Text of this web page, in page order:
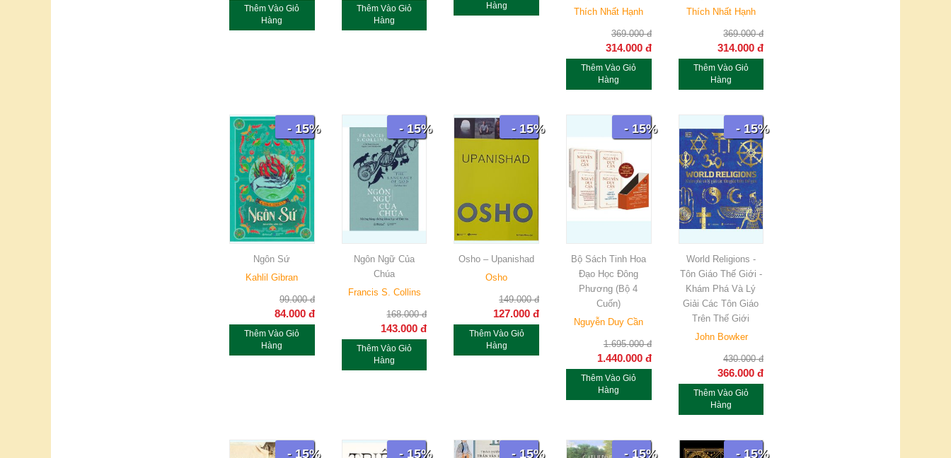
Thêm Vào Giỏ
Hàng
Thêm Vào Giỏ
Hàng
Hàng
Thích Nhất Hạnh
369.000 đ
314.000 đ
Thêm Vào Giỏ
Hàng
Thích Nhất Hạnh
369.000 đ
314.000 đ
Thêm Vào Giỏ
Hàng
- 15%
Ngôn Sứ
Kahlil Gibran
99.000 đ
84.000 đ
Thêm Vào Giỏ
Hàng
- 15%
Ngôn Ngữ Của
Chúa
Francis S. Collins
168.000 đ
143.000 đ
Thêm Vào Giỏ
Hàng
- 15%
Osho – Upanishad
Osho
149.000 đ
127.000 đ
Thêm Vào Giỏ
Hàng
- 15%
Bộ Sách Tinh Hoa
Đạo Học Đông
Phương (Bộ 4
Cuốn)
Nguyễn Duy Cần
1.695.000 đ
1.440.000 đ
Thêm Vào Giỏ
Hàng
- 15%
World Religions -
Tôn Giáo Thế Giới -
Khám Phá Và Lý
Giải Các Tôn Giáo
Trên Thế Giới
John Bowker
430.000 đ
366.000 đ
Thêm Vào Giỏ
Hàng
- 15% - 15% - 15% - 15% - 15%